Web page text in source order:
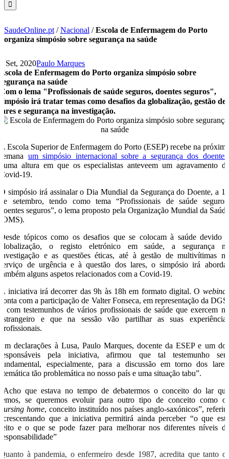
SaudeOnline.pt /Nacional /Escola de Enfermagem do Porto
organiza simpósio sobre segurança na saúde
9 Set, 2020Paulo Marques
Escola de Enfermagem do Porto organiza simpósio sobre
segurança na saúde
Com o lema "Profissionais de saúde seguros, doentes seguros",
simpósio irá tratar temas como desafios da globalização, gestão de
lares e segurança na investigação.
A Escola Superior de Enfermagem do Porto (ESEP) recebe na próxima
semana um simpósio internacional sobre a segurança dos doentes
numa altura em que os especialistas anteveem um agravamento da
Covid-19.
O simpósio irá assinalar o Dia Mundial da Segurança do Doente, a 17
de setembro, tendo como tema “Profissionais de saúde seguros,
doentes seguros”, o lema proposto pela Organização Mundial da Saúde
(OMS).
Desde tópicos como os desafios que se colocam à saúde devido à
globalização, o registo eletrónico em saúde, a segurança na
investigação e as questões éticas, até à gestão de multivítimas no
serviço de urgência e à questão dos lares, o simpósio irá abordar
também alguns aspetos relacionados com a Covid-19.
A iniciativa irá decorrer das 9h às 18h em formato digital. O webinar
conta com a participação de Valter Fonseca, em representação da DGS,
e com testemunhos de vários profissionais de saúde que exercem no
estrangeiro e que na sessão vão partilhar as suas experiências
profissionais.
Em declarações à Lusa, Paulo Marques, docente da ESEP e um dos
responsáveis pela iniciativa, afirmou que tal testemunho será
fundamental, especialmente, para a discussão em torno dos lares,
“temática tão problemática no nosso país e uma situação tabu”.
“Acho que estava no tempo de debatermos o conceito do lar que
temos, se queremos evoluir para outro tipo de conceito como os
nursing home, conceito instituído nos países anglo-saxónicos”, referiu,
acrescentando que a iniciativa permitirá ainda perceber “o que está
feito e o que se pode fazer para melhorar nos diferentes níveis de
responsabilidade”
Quanto à pandemia, o enfermeiro desde 1987, acredita que tanto os